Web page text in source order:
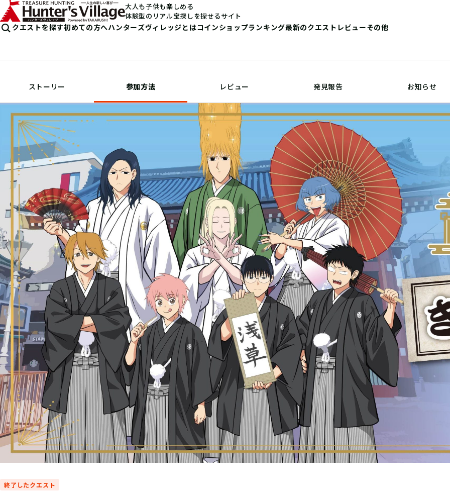
大人も子供も楽しめる
体験型のリアル宝探しを探せるサイト
クエストを探す初めての方へハンターズヴィレッジとはコインショップランキング最新のクエストレビューその他
ストーリー 参加方法 レビュー 発見報告 お知らせ
終了したクエスト